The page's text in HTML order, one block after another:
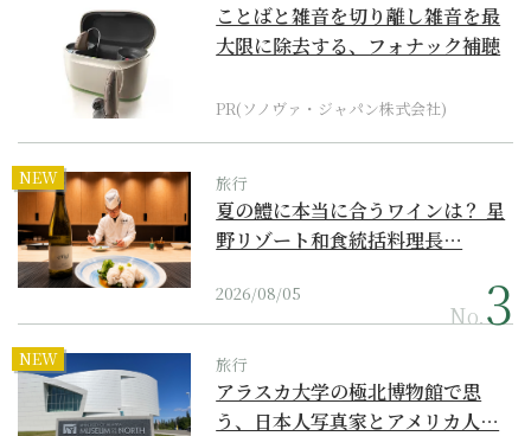
ことばと雑音を切り離し雑音を最
大限に除去する、フォナック補聴
PR(ソノヴァ・ジャパン株式会社)
NEW 旅行
夏の鱧に本当に合うワインは？ 星
野リゾート和食統括料理長…
2026/08/05
No.
NEW 旅行
アラスカ大学の極北博物館で思
う、日本人写真家とアメリカ人…